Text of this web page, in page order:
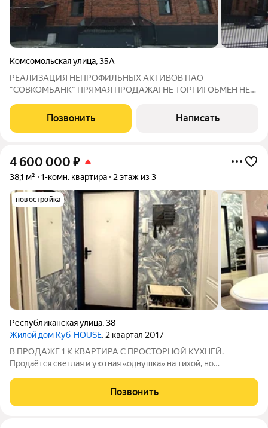
Комсомольская улица,35А
РЕАЛИЗАЦИЯ НЕПРОФИЛЬНЫХ АКТИВОВ ПАО
"СОВКОМБАНК" ПРЯМАЯ ПРОДАЖА! НЕ ТОРГИ! ОБМЕН НЕ
Комсомольская, д. 35а, кв. 41 КН: 35:24:0304006:2532
Продается квартира (77.7 кв.м.), МАНСАРДНЫЙ этаж, без
Позвонить Написать
4 600 000 ₽
38,1 м² 1-комн. квартира 2 этаж из 3
новостройка
Республиканская улица,38
Жилой дом Куб-HOUSE, 2 квартал 2017
В ПРОДАЖЕ 1 К КВАРТИРА С ПРОСТОРНОЙ КУХНЕЙ.
Продаётся светлая и уютная «однушка» на тихой, но
тех, кто ценит своё время и комфорт. Выходите из подъезда и
вся инфраструктура города рядом : ТЦ
Позвонить